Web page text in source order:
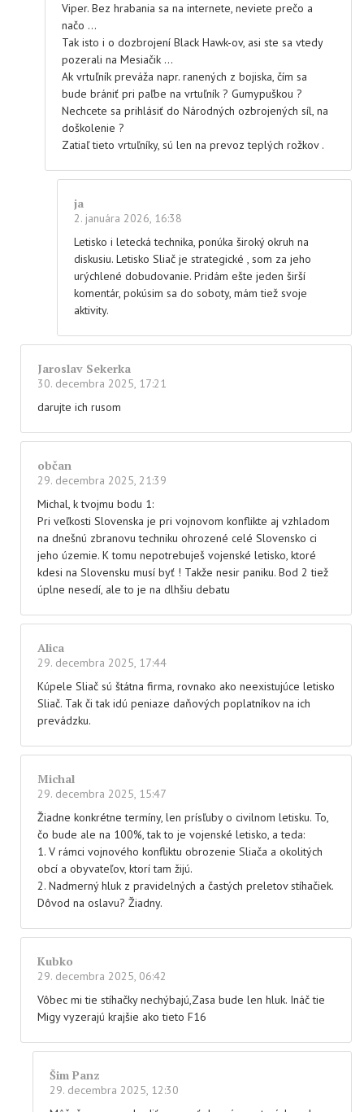
Viper. Bez hrabania sa na internete, neviete prečo a
načo …
Tak isto i o dozbrojení Black Hawk-ov, asi ste sa vtedy
pozerali na Mesiačik …
Ak vrtuľník preváža napr. ranených z bojiska, čím sa
bude brániť pri paľbe na vrtuľník ? Gumypuškou ?
Nechcete sa prihlásiť do Národných ozbrojených síl, na
doškolenie ?
Zatiaľ tieto vrtuľníky, sú len na prevoz teplých rožkov .
ja
2. januára 2026, 16:38
Letisko i letecká technika, ponúka široký okruh na
diskusiu. Letisko Sliač je strategické , som za jeho
urýchlené dobudovanie. Pridám ešte jeden širší
komentár, pokúsim sa do soboty, mám tiež svoje
aktivity.
Jaroslav Sekerka
30. decembra 2025, 17:21
darujte ich rusom
občan
29. decembra 2025, 21:39
Michal, k tvojmu bodu 1:
Pri veľkosti Slovenska je pri vojnovom konflikte aj vzhladom
na dnešnú zbranovu techniku ohrozené celé Slovensko ci
jeho územie. K tomu nepotrebuješ vojenské letisko, ktoré
kdesi na Slovensku musí byť ! Takže nesir paniku. Bod 2 tiež
úplne nesedí, ale to je na dlhšiu debatu
Alica
29. decembra 2025, 17:44
Kúpele Sliač sú štátna firma, rovnako ako neexistujúce letisko
Sliač. Tak či tak idú peniaze daňových poplatníkov na ich
prevádzku.
Michal
29. decembra 2025, 15:47
Žiadne konkrétne termíny, len prísľuby o civilnom letisku. To,
čo bude ale na 100%, tak to je vojenské letisko, a teda:
1. V rámci vojnového konfliktu obrozenie Sliača a okolitých
obcí a obyvateľov, ktorí tam žijú.
2. Nadmerný hluk z pravidelných a častých preletov stíhačiek.
Dôvod na oslavu? Žiadny.
Kubko
29. decembra 2025, 06:42
Vôbec mi tie stíhačky nechýbajú,Zasa bude len hluk. Ináč tie
Migy vyzerajú krajšie ako tieto F16
Šim Panz
29. decembra 2025, 12:30